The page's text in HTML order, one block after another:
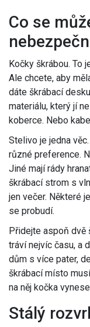
Co se
Kočky škrábou. To
Ale chcete, aby
dáte škrábací
materiálu, který jí
koberce. Nebo
Stelivo je jedna
různé preference.
Jiné mají rády
škrábací strom s
jen večer. Některé
se probudí.
Přidejte aspoň
tráví nejvíc času, a
dům s více pater,
škrábací místo
na něj kočka
Stálý